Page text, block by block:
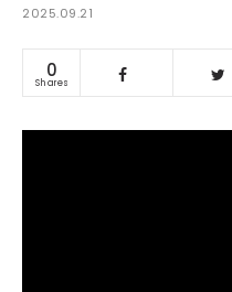
2025.09.21
0
Shares